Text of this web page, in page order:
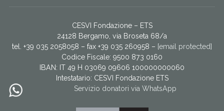
CESVI Fondazione – ETS
24128 Bergamo, via Broseta 68/a
tel. +39 035 2058058 – fax +39 035 260958 – [email protected]
Codice Fiscale: 9500 873 0160
IBAN: IT 49 H 03069 09606 100000000060
Intestatario: CESVI Fondazione ETS
Servizio donatori via WhatsApp